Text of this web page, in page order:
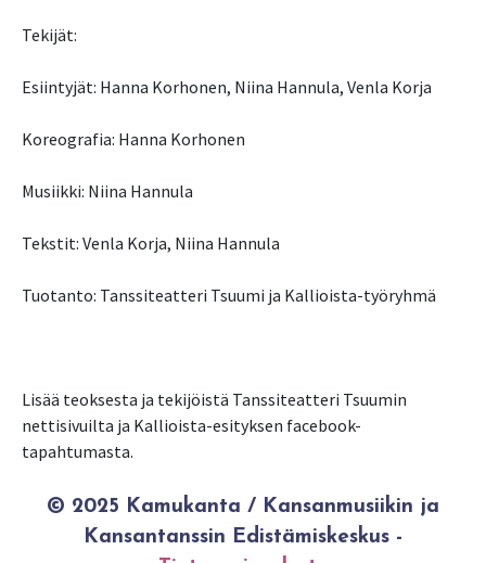
Tekijät:
Esiintyjät: Hanna Korhonen, Niina Hannula, Venla Korja
Koreografia: Hanna Korhonen
Musiikki: Niina Hannula
Tekstit: Venla Korja, Niina Hannula
Tuotanto: Tanssiteatteri Tsuumi ja Kallioista-työryhmä
Lisää teoksesta ja tekijöistä Tanssiteatteri Tsuumin
nettisivuilta ja Kallioista-esityksen facebook-
tapahtumasta.
© 2025 Kamukanta / Kansanmusiikin ja
Kansantanssin Edistämiskeskus -